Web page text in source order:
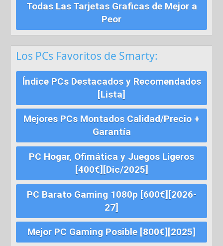
Todas Las Tarjetas Graficas de Mejor a
Peor
Los PCs Favoritos de Smarty:
Índice PCs Destacados y Recomendados
[Lista]
Mejores PCs Montados Calidad/Precio +
Garantía
PC Hogar, Ofimática y Juegos Ligeros
[400€][Dic/2025]
PC Barato Gaming 1080p [600€][2026-
27]
Mejor PC Gaming Posible [800€][2025]